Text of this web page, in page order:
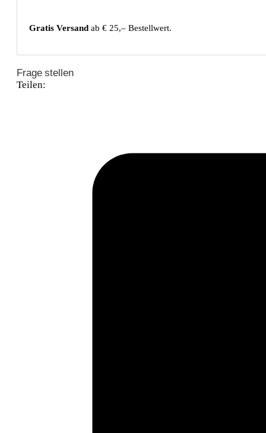
Gratis Versand ab € 25,– Bestellwert.
Frage stellen
Teilen: